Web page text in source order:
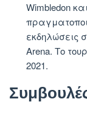
Wimbledon
εκδηλώσεις
Arena. Το
2021.